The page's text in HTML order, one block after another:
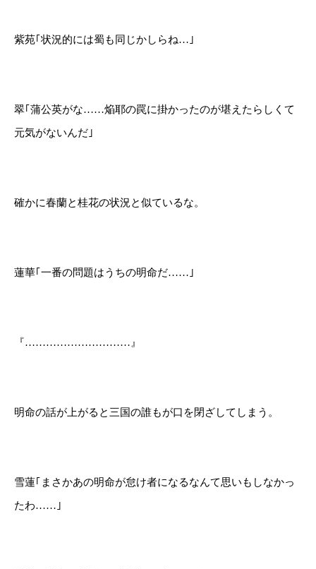
紫苑｢状況的には蜀も同じかしらね…｣
翠｢蒲公英がな……焔耶の罠に掛かったのが堪えたらしくて
元気がないんだ｣
確かに春蘭と桂花の状況と似ているな。
蓮華｢一番の問題はうちの明命だ……｣
『…………………………』
明命の話が上がると三国の誰もが口を閉ざしてしまう。
雪蓮｢まさかあの明命が怠け者になるなんて思いもしなかっ
たわ……｣